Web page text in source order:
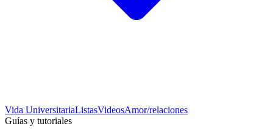
Vida UniversitariaListasVideosAmor/relaciones
Guías y tutoriales